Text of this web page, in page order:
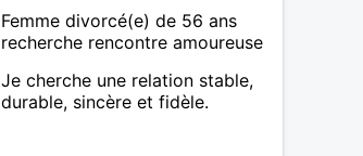
Femme divorcé(e) de 56 ans
recherche rencontre amoureuse
Je cherche une relation stable,
durable, sincère et fidèle.